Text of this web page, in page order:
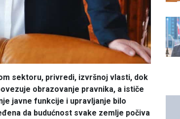
sektoru, privredi, izvršnoj vlasti, dok
obrazovanje pravnika, a ističe
javne funkcije i upravljanje bilo
da budućnost svake zemlje počiva